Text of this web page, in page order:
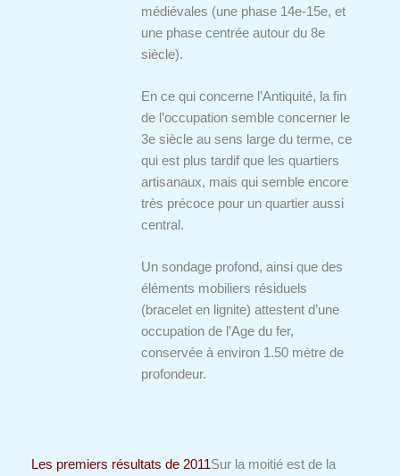
médiévales (une phase 14e-15e, et
une phase centrée autour du 8e
siècle).
En ce qui concerne l’Antiquité, la fin
de l’occupation semble concerner le
3e siècle au sens large du terme, ce
qui est plus tardif que les quartiers
artisanaux, mais qui semble encore
très précoce pour un quartier aussi
central.
Un sondage profond, ainsi que des
éléments mobiliers résiduels
(bracelet en lignite) attestent d’une
occupation de l’Age du fer,
conservée à environ 1.50 mètre de
profondeur.
Les premiers résultats de 2011Sur la moitié est de la